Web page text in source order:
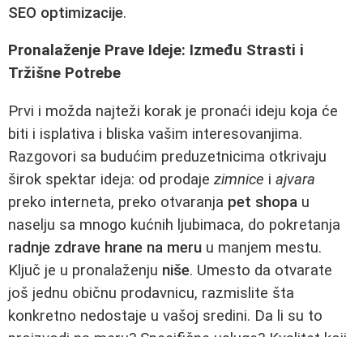
SEO optimizacije.
Pronalaženje Prave Ideje: Između Strasti i
Tržišne Potrebe
Prvi i možda najteži korak je pronaći ideju koja će
biti i isplativa i bliska vašim interesovanjima.
Razgovori sa budućim preduzetnicima otkrivaju
širok spektar ideja: od prodaje zimnice i ajvara
preko interneta, preko otvaranja pet shopa u
naselju sa mnogo kućnih ljubimaca, do pokretanja
radnje zdrave hrane na meru u manjem mestu.
Ključ je u pronalaženju niše. Umesto da otvarate
još jednu običnu prodavnicu, razmislite šta
konkretno nedostaje u vašoj sredini. Da li su to